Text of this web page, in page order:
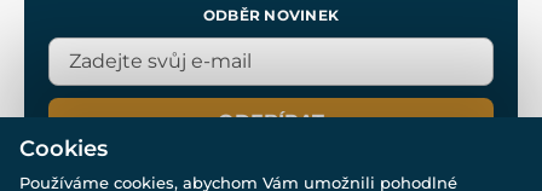
ODBĚR NOVINEK
ODEBÍRAT
Cookies
Používáme cookies, abychom Vám umožnili pohodlné